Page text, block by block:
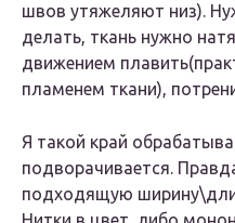
швов утяжеляют низ).
делать, ткань нужно
движением
пламенем ткани),
Я такой край
подворачивается.
подходящую